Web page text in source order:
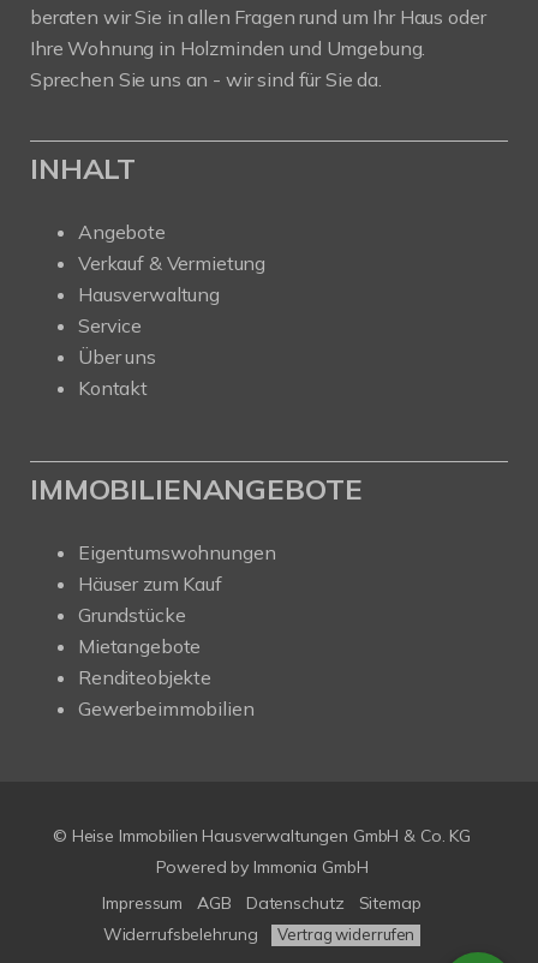
beraten wir Sie in allen Fragen rund um Ihr Haus oder
Ihre Wohnung in Holzminden und Umgebung.
Sprechen Sie uns an - wir sind für Sie da.
INHALT
Angebote
Verkauf & Vermietung
Hausverwaltung
Service
Über uns
Kontakt
IMMOBILIENANGEBOTE
Eigentumswohnungen
Häuser zum Kauf
Grundstücke
Mietangebote
Renditeobjekte
Gewerbeimmobilien
© Heise Immobilien Hausverwaltungen GmbH & Co. KG
Powered by Immonia GmbH
Impressum
AGB Datenschutz
Sitemap
Widerrufsbelehrung
Vertrag widerrufen